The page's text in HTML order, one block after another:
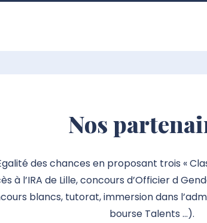
Nos
des chances en proposant trois «
à l’IRA de Lille, concours d’Officier d
blancs, tutorat, immersion dans
bourse Talents …).